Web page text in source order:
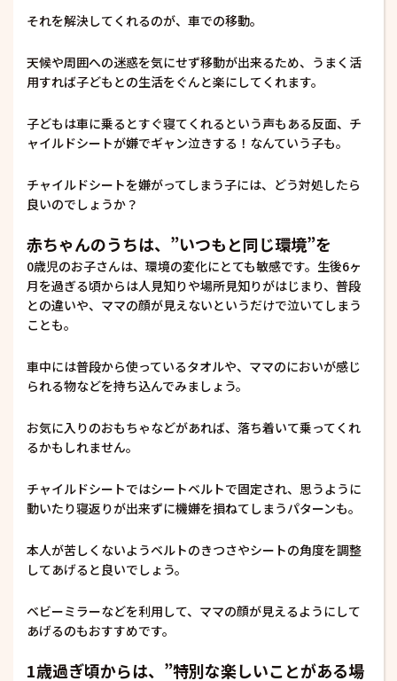
それを解決してくれるのが、車での移動。
天候や周囲への迷惑を気にせず移動が出来るため、うまく活
用すれば子どもとの生活をぐんと楽にしてくれます。
子どもは車に乗るとすぐ寝てくれるという声もある反面、チ
ャイルドシートが嫌でギャン泣きする！なんていう子も。
チャイルドシートを嫌がってしまう子には、どう対処したら
良いのでしょうか？
赤ちゃんのうちは、”いつもと同じ環境”を
0歳児のお子さんは、環境の変化にとても敏感です。生後6ヶ
月を過ぎる頃からは人見知りや場所見知りがはじまり、普段
との違いや、ママの顔が見えないというだけで泣いてしまう
ことも。
車中には普段から使っているタオルや、ママのにおいが感じ
られる物などを持ち込んでみましょう。
お気に入りのおもちゃなどがあれば、落ち着いて乗ってくれ
るかもしれません。
チャイルドシートではシートベルトで固定され、思うように
動いたり寝返りが出来ずに機嫌を損ねてしまうパターンも。
本人が苦しくないようベルトのきつさやシートの角度を調整
してあげると良いでしょう。
ベビーミラーなどを利用して、ママの顔が見えるようにして
あげるのもおすすめです。
1歳過ぎ頃からは、”特別な楽しいことがある場